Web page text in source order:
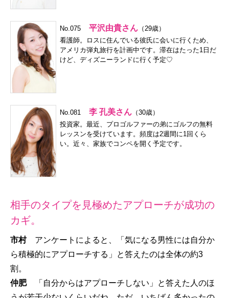
No.075 平沢由貴さん （29歳）
看護師。ロスに住んでいる彼氏に会いに行くため、
アメリカ弾丸旅行を計画中です。滞在はたった1日だ
けど、ディズニーランドに行く予定♡
No.081 李 孔美さん （30歳）
投資家。最近、プロゴルファーの弟にゴルフの無料
レッスンを受けています。頻度は2週間に1回くら
い。近々、家族でコンペを開く予定です。
相手のタイプを見極めたアプローチが成功の
カギ。
市村アンケートによると、「気になる男性には自分か
ら積極的にアプローチする」と答えたのは全体の約3
割。
仲肥「自分からはアプローチしない」と答えた人のほ